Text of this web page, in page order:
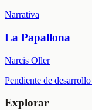
Narrativa
La Papallona
Narcis Oller
Pendiente de
Explorar